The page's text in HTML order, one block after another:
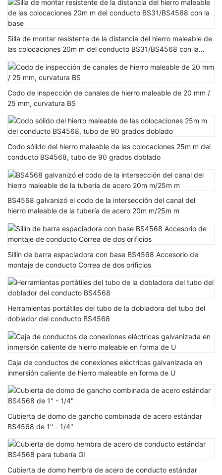
Silla de montar resistente de la distancia del hierro maleable de
las colocaciones 20m m del conducto BS31/BS4568 con la
Codo de inspección de canales de hierro maleable de 20 mm /
25 mm, curvatura BS
Codo sólido del hierro maleable de las colocaciones 25m m del
conducto BS4568, tubo de 90 grados doblado
BS4568 galvanizó el codo de la intersección del canal del
hierro maleable de la tubería de acero 20m m/25m m
Sillín de barra espaciadora con base BS4568 Accesorio de
montaje de conducto Correa de dos orificios
Herramientas portátiles del tubo de la dobladora del tubo del
doblador del conducto BS4568
Caja de conductos de conexiones eléctricas galvanizada en
inmersión caliente de hierro maleable en forma de U
Cubierta de domo de gancho combinada de acero estándar
BS4568 de 1'' - 1/4"
Cubierta de domo hembra de acero de conducto estándar